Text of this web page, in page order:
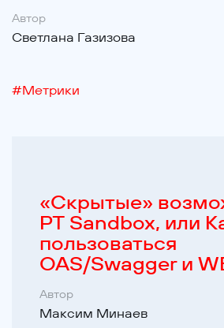
Автор
Светлана Газизова
#Метрики
«Cкрытые»
PT Sandbox, или
пользоваться
OAS/Swagger и
Автор
Максим Минаев